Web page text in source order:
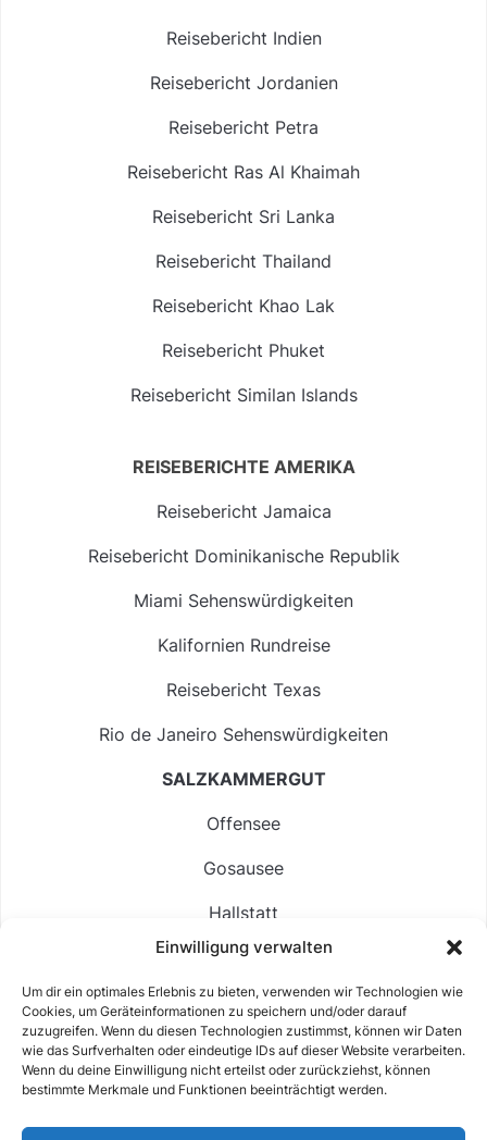
Einwilligung verwalten
Um dir ein optimales Erlebnis zu bieten, verwenden wir Technologien wie
Cookies, um Geräteinformationen zu speichern und/oder darauf
zuzugreifen. Wenn du diesen Technologien zustimmst, können wir Daten
wie das Surfverhalten oder eindeutige IDs auf dieser Website verarbeiten.
Wenn du deine Einwilligung nicht erteilst oder zurückziehst, können
bestimmte Merkmale und Funktionen beeinträchtigt werden.
Reisebericht Indien
Reisebericht Jordanien
Reisebericht Petra
Reisebericht Ras Al Khaimah
Reisebericht Sri Lanka
Reisebericht Thailand
Reisebericht Khao Lak
Reisebericht Phuket
Reisebericht Similan Islands
REISEBERICHTE AMERIKA
Reisebericht Jamaica
Reisebericht Dominikanische Republik
Miami Sehenswürdigkeiten
Kalifornien Rundreise
Reisebericht Texas
Rio de Janeiro Sehenswürdigkeiten
SALZKAMMERGUT
Offensee
Gosausee
Hallstatt
Langbathsee
Altausseer See
Hintersee